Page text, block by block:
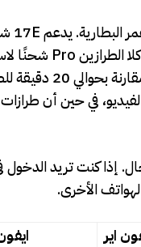
يمكنه شحن ما
كنت تريد الدخول
الأخرى.
اير ايفون